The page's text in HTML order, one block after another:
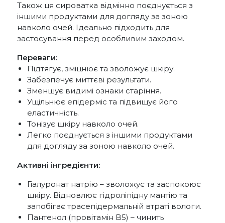
Також ця сироватка відмінно поєднується з
іншими продуктами для догляду за зоною
навколо очей. Ідеально підходить для
застосування перед особливим заходом.
Переваги:
Підтягує, зміцнює та зволожує шкіру.
Забезпечує миттєві результати.
Зменшує видимі ознаки старіння.
Ущільнює епідерміс та підвищує його
еластичність.
Тонізує шкіру навколо очей.
Легко поєднується з іншими продуктами
для догляду за зоною навколо очей.
Активні інгредієнти:
Гіалуронат натрію – зволожує та заспокоює
шкіру. Відновлює гідроліпідну мантію та
запобігає трасепідермальній втраті вологи.
Пантенол (провітамін B5) – чинить